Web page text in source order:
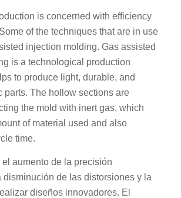
is concerned with efficiency
of the techniques that are in use
injection molding. Gas assisted
is a technological production
to produce light, durable, and
parts. The hollow sections are
the mold with inert gas, which
of material used and also
time.
el aumento de la precisión
disminución de las distorsiones y la
diseños innovadores. El